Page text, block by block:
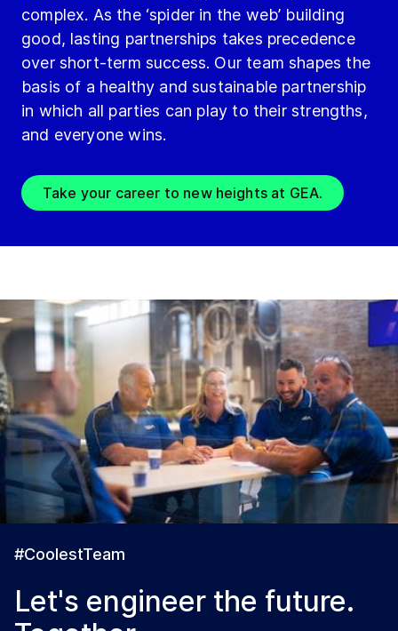
complex. As the ‘spider in the web’ building
good, lasting partnerships takes precedence
over short-term success. Our team shapes the
basis of a healthy and sustainable partnership
in which all parties can play to their strengths,
and everyone wins.
Take your career to new heights at GEA.
#CoolestTeam
Let's engineer the future.